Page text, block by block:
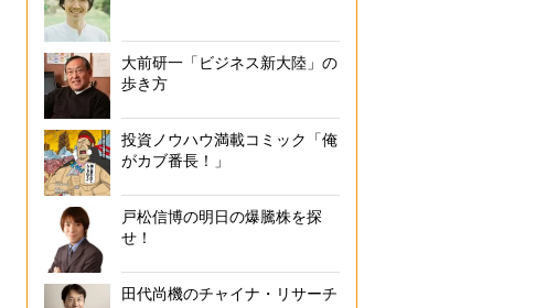
大前研一「ビジネス新大陸」の
歩き方
投資ノウハウ満載コミック「俺
がカブ番長！」
戸松信博の明日の爆騰株を探
せ！
田代尚機のチャイナ・リサーチ